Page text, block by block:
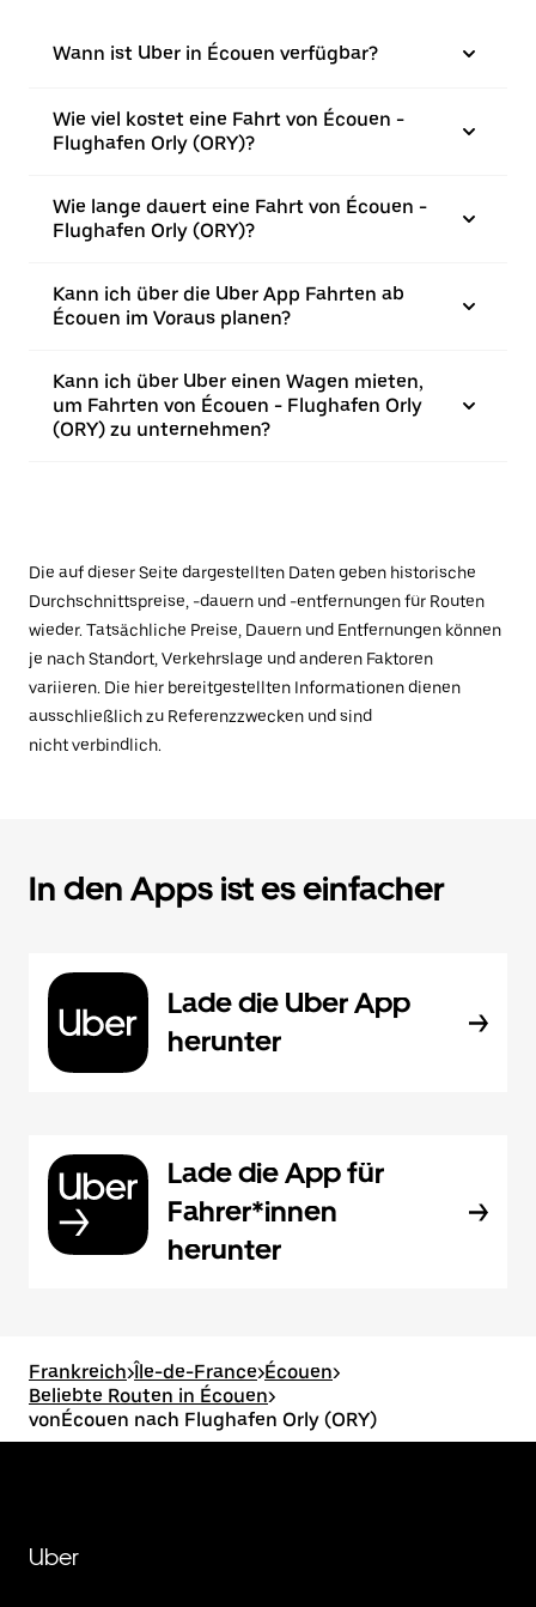
Wann ist Uber in Écouen verfügbar?
Wie viel kostet eine Fahrt von Écouen -
Flughafen Orly (ORY)?
Wie lange dauert eine Fahrt von Écouen -
Flughafen Orly (ORY)?
Kann ich über die Uber App Fahrten ab
Écouen im Voraus planen?
Kann ich über Uber einen Wagen mieten,
um Fahrten von Écouen - Flughafen Orly
(ORY) zu unternehmen?
Die auf dieser Seite dargestellten Daten geben historische
Durchschnittspreise, -dauern und -entfernungen für Routen
wieder. Tatsächliche Preise, Dauern und Entfernungen können
je nach Standort, Verkehrslage und anderen Faktoren
variieren. Die hier bereitgestellten Informationen dienen
ausschließlich zu Referenzzwecken und sind
nicht verbindlich.
In den Apps ist es einfacher
Lade die Uber App
herunter
Lade die App für
Fahrer*innen
herunter
Frankreich>Île-de-France>Écouen>
Beliebte Routen in Écouen>
vonÉcouen nach Flughafen Orly (ORY)
Uber